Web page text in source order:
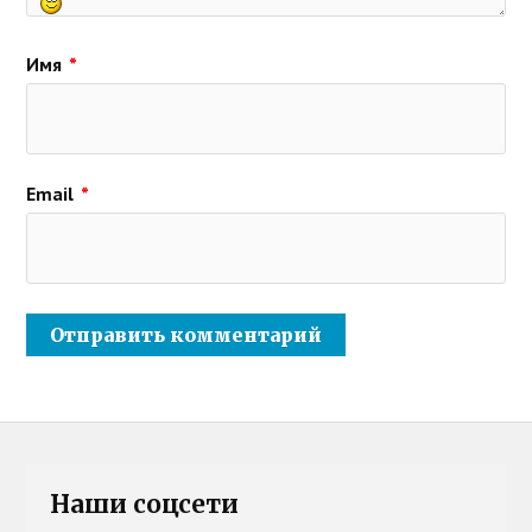
Имя *
Email *
Наши соцсети